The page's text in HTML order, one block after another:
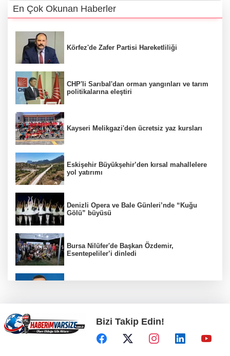
En Çok Okunan Haberler
Körfez'de Zafer Partisi Hareketliliği
CHP'li Sarıbal'dan orman yangınları ve tarım
politikalarına eleştiri
Kayseri Melikgazi'den ücretsiz yaz kursları
Eskişehir Büyükşehir’den kırsal mahallelere
yol yatırımı
Denizli Opera ve Bale Günleri’nde “Kuğu
Gölü” büyüsü
Bursa Nilüfer'de Başkan Özdemir,
Esentepeliler’i dinledi
Kayseri Büyükşehir gökyüzü tutkunlarını
Erciyes'te buluşturacak
Bizi Takip Edin!